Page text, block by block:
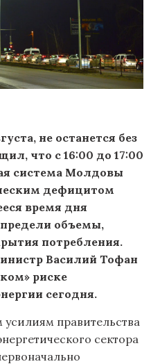
не останется без
что с 16:00 до 17:00
система Молдовы
дефицитом
время дня
объемы,
потребления.
Василий Тофан
риске
сегодня.
правительства
сектора